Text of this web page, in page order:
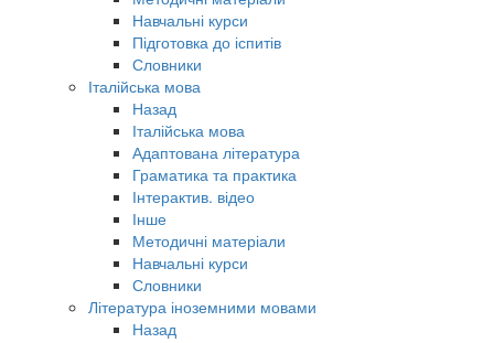
Навчальні курси
Підготовка до іспитів
Словники
Італійська мова
Назад
Італійська мова
Адаптована література
Граматика та практика
Інтерактив. відео
Інше
Методичні матеріали
Навчальні курси
Словники
Література іноземними мовами
Назад